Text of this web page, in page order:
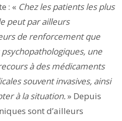
: « Chez les patients les plus
peut par ailleurs
de renforcement que
une
à des médicaments
souvent invasives, ainsi
à la situation.» Depuis
sont d’ailleurs